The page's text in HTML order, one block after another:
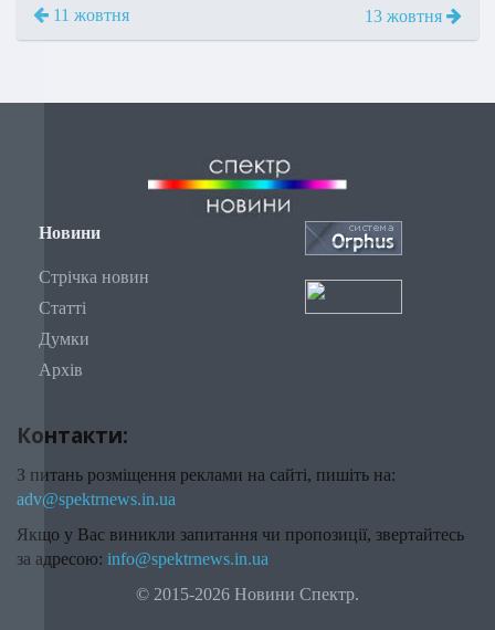
11 жовтня 13 жовтня
Новини
Стрічка новин
Статті
Думки
Архів
Контакти:
З питань розміщення реклами на сайті, пишіть на:
adv@spektrnews.in.ua
Якщо у Вас виникли запитання чи пропозиції, звертайтесь
за адресою: info@spektrnews.in.ua
© 2015-2026 Новини Спектр.